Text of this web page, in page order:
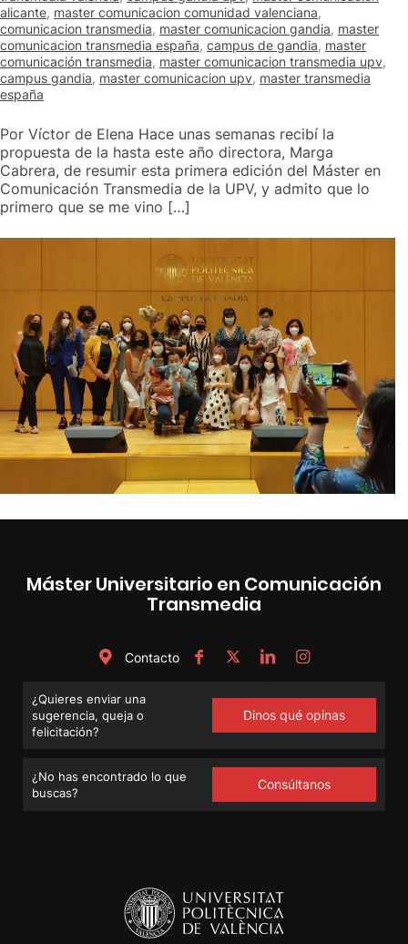
alicante, master comunicacion comunidad valenciana,
comunicacion transmedia, master comunicacion gandia, master
comunicacion transmedia españa, campus de gandia, master
comunicación transmedia, master comunicacion transmedia upv,
campus gandia, master comunicacion upv, master transmedia
españa
Por Víctor de Elena Hace unas semanas recibí la
propuesta de la hasta este año directora, Marga
Cabrera, de resumir esta primera edición del Máster en
Comunicación Transmedia de la UPV, y admito que lo
primero que se me vino […]
Máster Universitario en Comunicación
Transmedia
Contacto
¿Quieres enviar una
sugerencia, queja o
felicitación?
Dinos qué opinas
¿No has encontrado lo que
buscas?
Consúltanos